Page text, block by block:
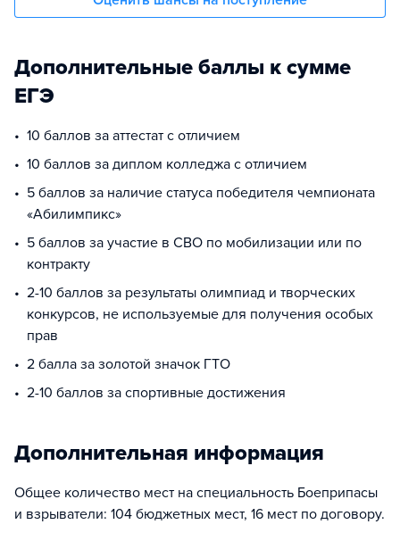
Дополнительные баллы к сумме
ЕГЭ
10 баллов за аттестат с отличием
10 баллов за диплом колледжа с отличием
5 баллов за наличие статуса победителя чемпионата
«Абилимпикс»
5 баллов за участие в СВО по мобилизации или по
контракту
2-10 баллов за результаты олимпиад и творческих
конкурсов, не используемые для получения особых
прав
2 балла за золотой значок ГТО
2-10 баллов за спортивные достижения
Дополнительная информация
Общее количество мест на специальность Боеприпасы
и взрыватели: 104 бюджетных мест, 16 мест по договору.